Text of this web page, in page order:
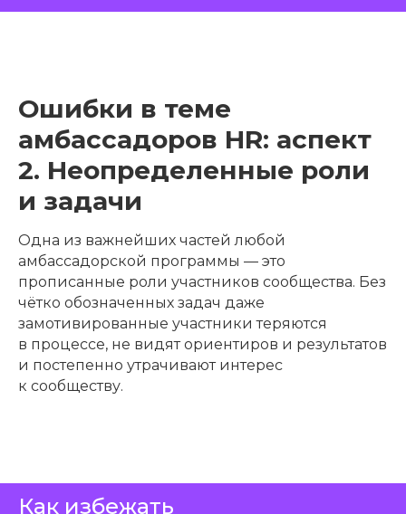
Ошибки в теме
амбассадоров HR: аспект
2. Неопределенные роли
и задачи
Одна из важнейших частей любой
амбассадорской программы — это
прописанные роли участников сообщества. Без
чётко обозначенных задач даже
замотивированные участники теряются
в процессе, не видят ориентиров и результатов
и постепенно утрачивают интерес
к сообществу.
Как избежать